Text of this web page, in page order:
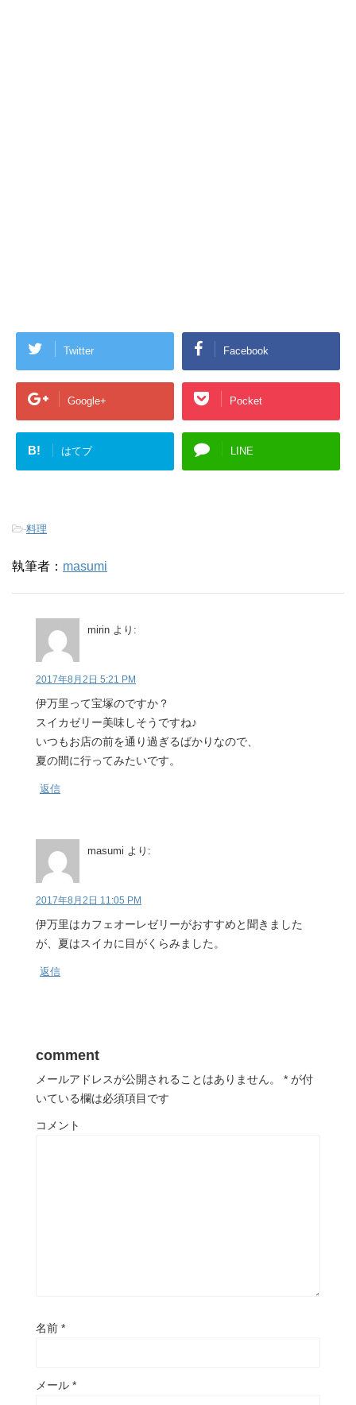
Twitter Facebook
Google+ Pocket
B! はてブ LINE
-料理
執筆者： masumi
mirin より:
2017年8月2日 5:21 PM
伊万里って宝塚のですか？
スイカゼリー美味しそうですね♪
いつもお店の前を通り過ぎるばかりなので、
夏の間に行ってみたいです。
返信
masumi より:
2017年8月2日 11:05 PM
伊万里はカフェオーレゼリーがおすすめと聞きました
が、夏はスイカに目がくらみました。
返信
comment
メールアドレスが公開されることはありません。 * が付
いている欄は必須項目です
コメント
名前 *
メール *